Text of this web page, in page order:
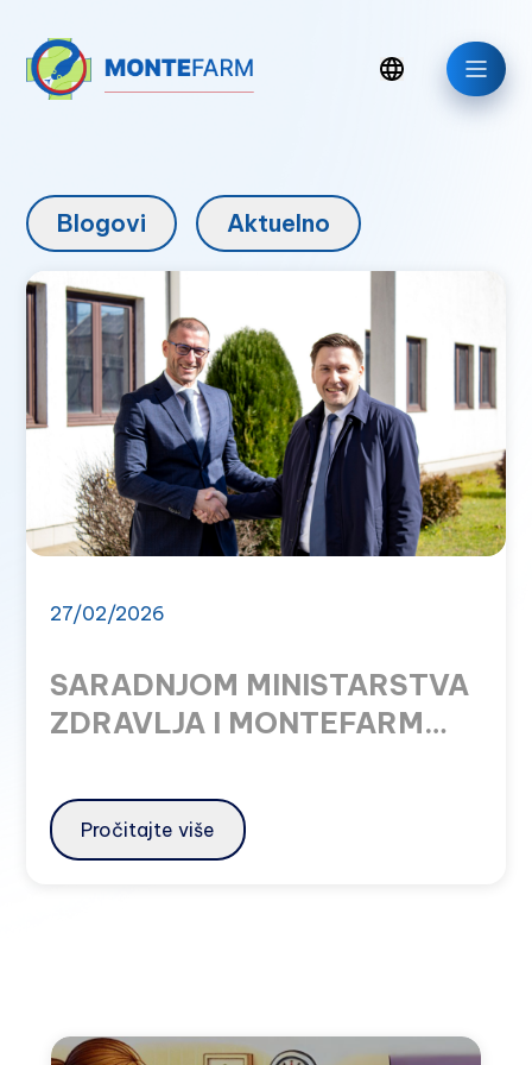
Aktuelno
Blogovi Aktuelno
27/02/2026
SARADNJOM MINISTARSTVA
ZDRAVLJA I MONTEFARM
APOTEKE U TUZIMA I RISNU
Pročitajte više